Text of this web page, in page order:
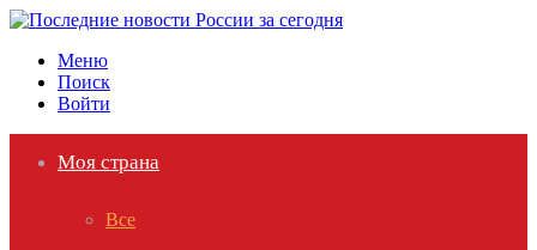
Меню
Поиск
Войти
Моя страна
Все